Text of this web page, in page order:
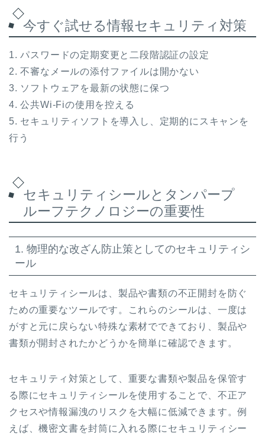
今すぐ試せる情報セキュリティ対策
1. パスワードの定期変更と二段階認証の設定
2. 不審なメールの添付ファイルは開かない
3. ソフトウェアを最新の状態に保つ
4. 公共Wi-Fiの使用を控える
5. セキュリティソフトを導入し、定期的にスキャンを
行う
セキュリティシールとタンパープ
ルーフテクノロジーの重要性
1. 物理的な改ざん防止策としてのセキュリティシ
ール
セキュリティシールは、製品や書類の不正開封を防ぐ
ための重要なツールです。これらのシールは、一度は
がすと元に戻らない特殊な素材でできており、製品や
書類が開封されたかどうかを簡単に確認できます。
セキュリティ対策として、重要な書類や製品を保管す
る際にセキュリティシールを使用することで、不正ア
クセスや情報漏洩のリスクを大幅に低減できます。例
えば、機密文書を封筒に入れる際にセキュリティシー